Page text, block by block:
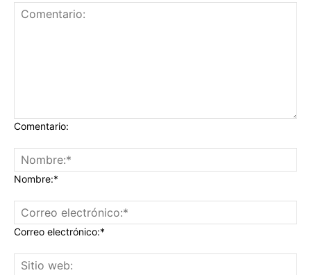
Comentario:
Nombre:*
Correo electrónico:*